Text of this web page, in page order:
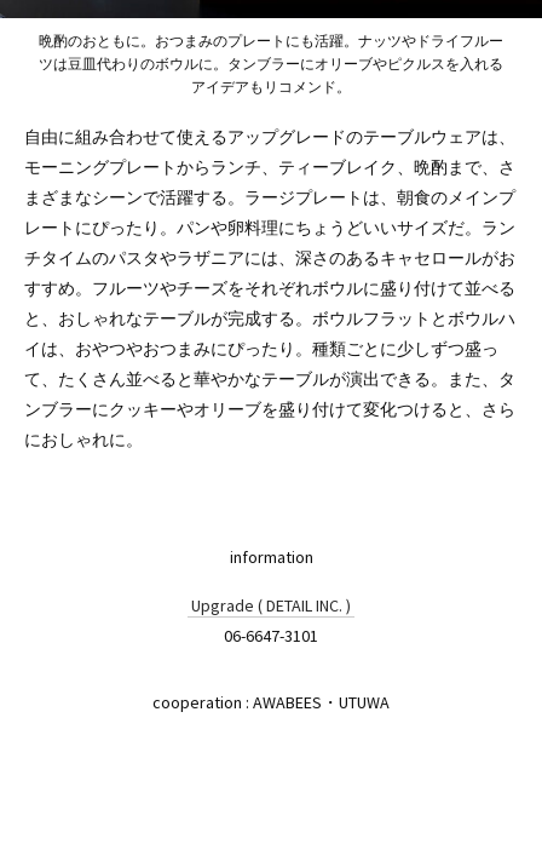
晩酌のおともに。おつまみのプレートにも活躍。ナッツやドライフルー
ツは豆皿代わりのボウルに。タンブラーにオリーブやピクルスを入れる
アイデアもリコメンド。
自由に組み合わせて使えるアップグレードのテーブルウェアは、
モーニングプレートからランチ、ティーブレイク、晩酌まで、さ
まざまなシーンで活躍する。ラージプレートは、朝食のメインプ
レートにぴったり。パンや卵料理にちょうどいいサイズだ。ラン
チタイムのパスタやラザニアには、深さのあるキャセロールがお
すすめ。フルーツやチーズをそれぞれボウルに盛り付けて並べる
と、おしゃれなテーブルが完成する。ボウルフラットとボウルハ
イは、おやつやおつまみにぴったり。種類ごとに少しずつ盛っ
て、たくさん並べると華やかなテーブルが演出できる。また、タ
ンブラーにクッキーやオリーブを盛り付けて変化つけると、さら
におしゃれに。
information
Upgrade ( DETAIL INC. )
06-6647-3101
cooperation : AWABEES・UTUWA